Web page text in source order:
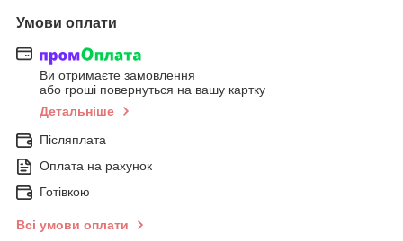
Умови оплати
Ви отримаєте замовлення
або гроші повернуться на вашу картку
Детальніше
Післяплата
Оплата на рахунок
Готівкою
Всі умови оплати